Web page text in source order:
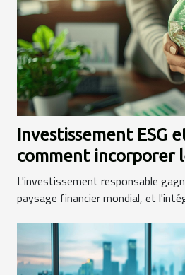
Investissement ESG
comment incorporer
développement
portefeuille
L'investissement responsable
paysage financier mondial, et